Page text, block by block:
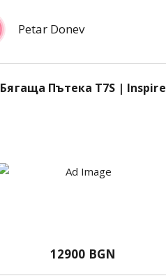
Petar Donev
Бягаща Пътека T7S | Inspire
12900 BGN